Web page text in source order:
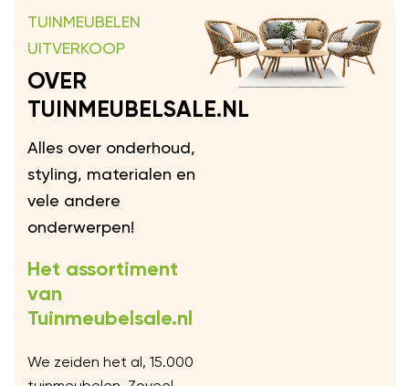
TUINMEUBELEN
UITVERKOOP
OVER
TUINMEUBELSALE.NL
Alles over onderhoud,
styling, materialen en
vele andere
onderwerpen!
Het assortiment
van
Tuinmeubelsale.nl
We zeiden het al, 15.000